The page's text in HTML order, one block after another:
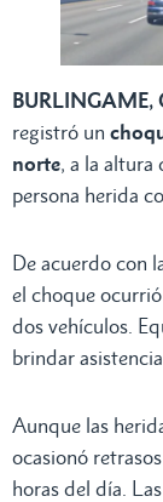
BURLINGAME,
registró un
norte, a la altura
persona herida
De acuerdo con
el choque
dos vehículos.
brindar
Aunque las
ocasionó
horas del día.